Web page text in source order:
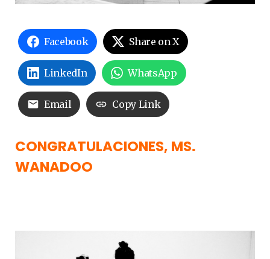
Facebook Share on X
LinkedIn WhatsApp
Email Copy Link
CONGRATULACIONES, MS.
WANADOO